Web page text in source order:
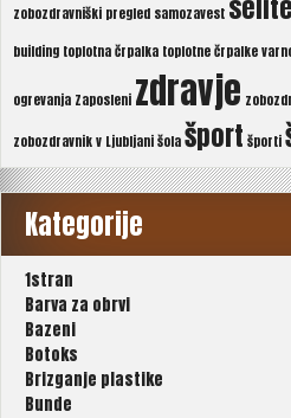
zobozdravniški pregled samozavest
building toplotna črpalka toplotne črpalke
ogrevanja Zaposleni zdravje
zobozdravnik v Ljubljanišolašport športi
Kategorije
1stran
Barva za obrvi
Bazeni
Botoks
Brizganje plastike
Bunde